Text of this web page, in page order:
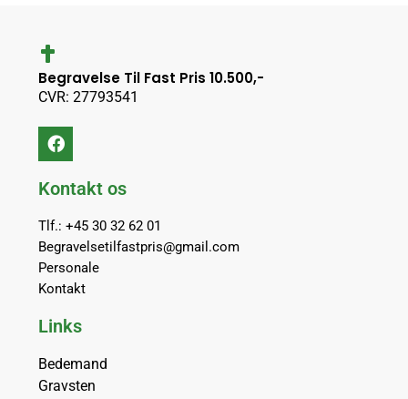
Begravelse Til Fast Pris 10.500,-
CVR: 27793541
Kontakt os
Tlf.: +45 30 32 62 01
Begravelsetilfastpris@gmail.com
Personale
Kontakt
Links
Bedemand
Gravsten